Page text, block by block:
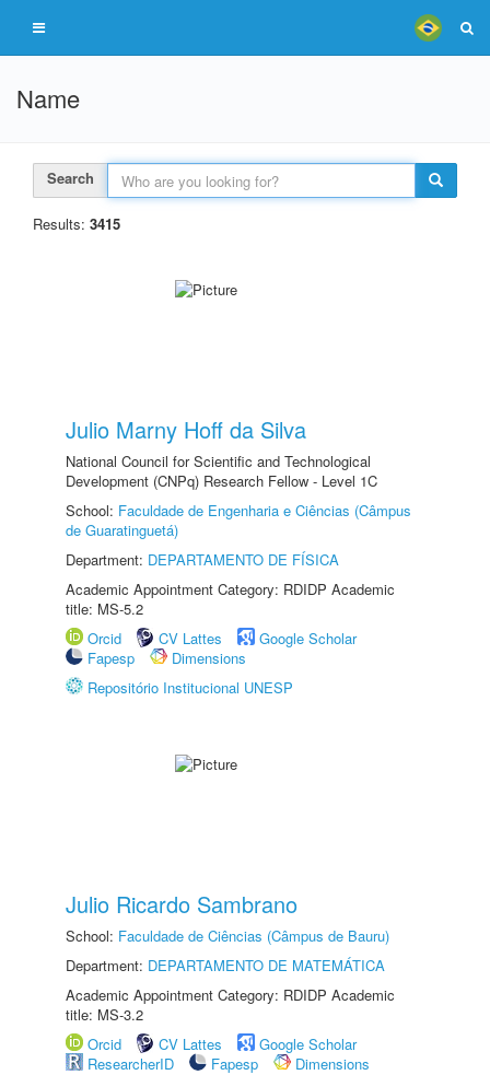
Name
Search
Results: 3415
Julio Marny Hoff da Silva
National Council for Scientific and Technological
Development (CNPq) Research Fellow - Level 1C
School: Faculdade de Engenharia e Ciências (Câmpus
de Guaratinguetá)
Department: DEPARTAMENTO DE FÍSICA
Academic Appointment Category: RDIDP Academic
title: MS-5.2
Orcid
CV Lattes
Google Scholar
Fapesp
Dimensions
Repositório Institucional UNESP
Julio Ricardo Sambrano
School: Faculdade de Ciências (Câmpus de Bauru)
Department: DEPARTAMENTO DE MATEMÁTICA
Academic Appointment Category: RDIDP Academic
title: MS-3.2
Orcid
CV Lattes
Google Scholar
ResearcherID
Fapesp
Dimensions